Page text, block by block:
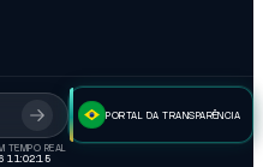
PORTAL DA TRANSPARÊNCIA
TEMPO REAL
11:02:16